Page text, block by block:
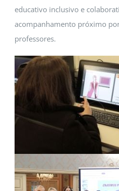
educativo inclusivo e
acompanhamento próximo
professores.